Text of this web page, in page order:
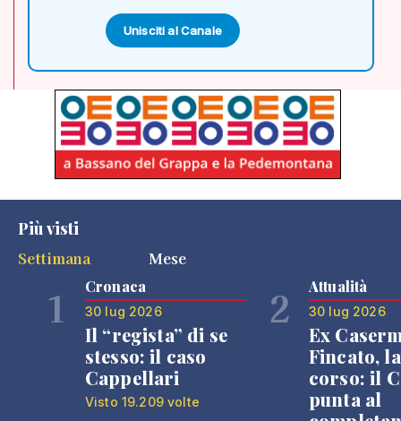
Unisciti al Canale
Più visti
Settimana
Mese
1 Cronaca
30 lug 2026
Il “regista” di se
stesso: il caso
Cappellari
Visto 19.209 volte
2 Attualità
30 lug 2026
Ex
Fincato,
corso: il
punta al